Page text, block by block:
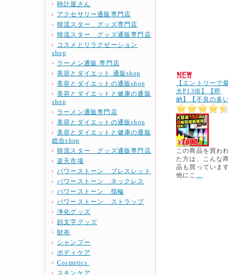
【エントリーで
大P13倍】【即
納】【不良の多
この商品を買わ
た方は、こんな
品も買っていま
他にこ ...
時計屋さん
アクセサリー通販専門店
韓流スター グッズ専門店
韓流スター グッズ通販専門店
コスメとリラクゼーション
shop
ラーメン通販 専門店
美容とダイエット 通販shop
美容とダイエットの通販shop
美容とダイエットと健康の通販
shop
ラーメン通販専門店
美容とダイエットの通販shop
美容とダイエットと健康の通販
総合shop
韓流スター グッズ通販専門店
楽天市場
パワーストーン ブレスレット
パワーストーン ネックレス
パワーストーン 指輪
パワーストーン ストラップ
浄化グッズ
顔文字グッズ
財布
シャンプー
ボディケア
Cosmetics
スキンケア